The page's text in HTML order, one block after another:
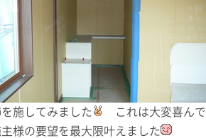
施してみました
これは大変喜んで
様の要望を最大限叶えました